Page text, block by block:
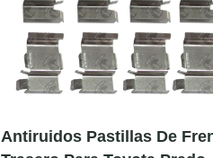
Antiruidos Pastillas De